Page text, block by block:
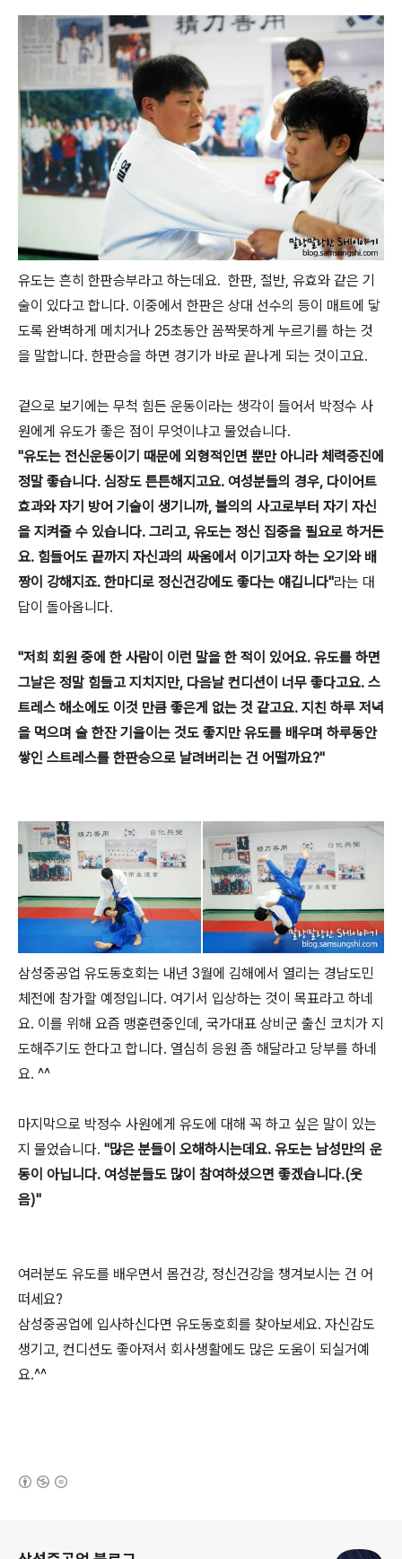
유도는 흔히 한판승부라고 하는데요. 한판, 절반, 유효와 같은 기
술이 있다고 합니다. 이중에서 한판은 상대 선수의 등이 매트에 닿
도록 완벽하게 메치거나 25초동안 꼼짝못하게 누르기를 하는 것
을 말합니다. 한판승을 하면 경기가 바로 끝나게 되는 것이고요.
겉으로 보기에는 무척 힘든 운동이라는 생각이 들어서 박정수 사
원에게 유도가 좋은 점이 무엇이냐고 물었습니다.
"유도는 전신운동이기 때문에 외형적인면 뿐만 아니라 체력증진에
정말 좋습니다. 심장도 튼튼해지고요. 여성분들의 경우, 다이어트
효과와 자기 방어 기술이 생기니까, 불의의 사고로부터 자기 자신
을 지켜줄 수 있습니다. 그리고, 유도는 정신 집중을 필요로 하거든
요. 힘들어도 끝까지 자신과의 싸움에서 이기고자 하는 오기와 배
짱이 강해지죠. 한마디로 정신건강에도 좋다는 얘깁니다"라는 대
답이 돌아옵니다.
"저희 회원 중에 한 사람이 이런 말을 한 적이 있어요. 유도를 하면
그날은 정말 힘들고 지치지만, 다음날 컨디션이 너무 좋다고요. 스
트레스 해소에도 이것 만큼 좋은게 없는 것 같고요. 지친 하루 저녁
을 먹으며 술 한잔 기울이는 것도 좋지만 유도를 배우며 하루동안
쌓인 스트레스를 한판승으로 날려버리는 건 어떨까요?"
삼성중공업 유도동호회는 내년 3월에 김해에서 열리는 경남도민
체전에 참가할 예정입니다. 여기서 입상하는 것이 목표라고 하네
요. 이를 위해 요즘 맹훈련중인데, 국가대표 상비군 출신 코치가 지
도해주기도 한다고 합니다. 열심히 응원 좀 해달라고 당부를 하네
요. ^^
마지막으로 박정수 사원에게 유도에 대해 꼭 하고 싶은 말이 있는
지 물었습니다. "많은 분들이 오해하시는데요. 유도는 남성만의 운
동이 아닙니다. 여성분들도 많이 참여하셨으면 좋겠습니다.(웃
음)"
여러분도 유도를 배우면서 몸건강, 정신건강을 챙겨보시는 건 어
떠세요?
삼성중공업에 입사하신다면 유도동호회를 찾아보세요. 자신감도
생기고, 컨디션도 좋아져서 회사생활에도 많은 도움이 되실거예
요.^^